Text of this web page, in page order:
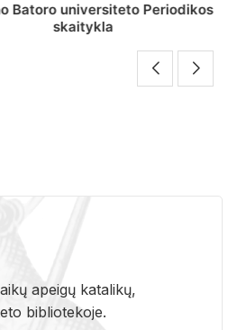
skaitykla Stepono Batoro
universiteto bibliotekoje
apeigų katalikų,
bibliotekoje.